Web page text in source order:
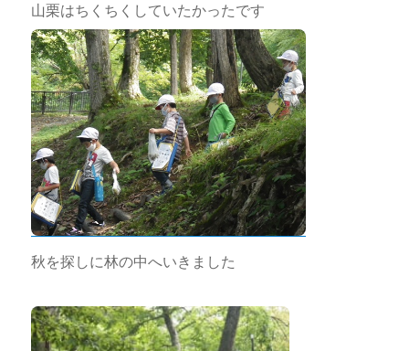
山栗はちくちくしていたかったです
秋を探しに林の中へいきました